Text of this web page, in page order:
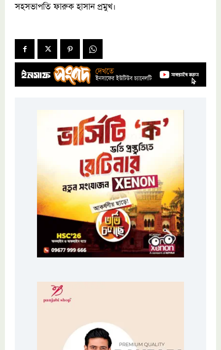
সহসভাপতি ফারুক হাসান প্রমুখ।